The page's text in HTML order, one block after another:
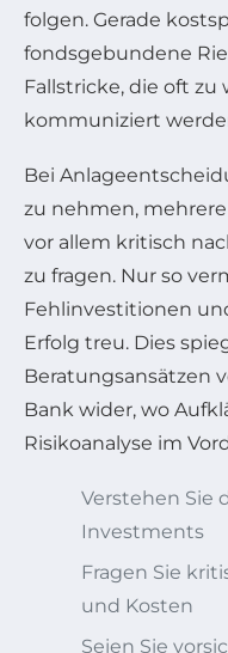
folgen. Gerade
fondsgebundene
Fallstricke, die oft
kommuniziert
Bei
zu nehmen,
vor allem kritisch
zu fragen. Nur so
Fehlinvestitionen
Erfolg treu. Dies
Beratungsansätzen
Bank wider, wo
Risikoanalyse im
Verstehen Sie
Investments
Fragen Sie
und Kosten
Seien Sie